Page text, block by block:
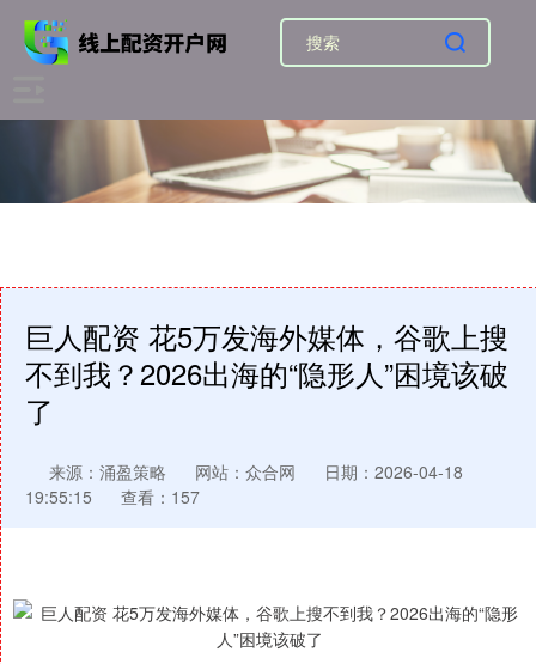
巨人配资 花5万发海外媒体，谷歌上搜
不到我？2026出海的“隐形人”困境该破
了
来源：涌盈策略 网站：众合网
日期：2026-04-18
19:55:15
查看：157